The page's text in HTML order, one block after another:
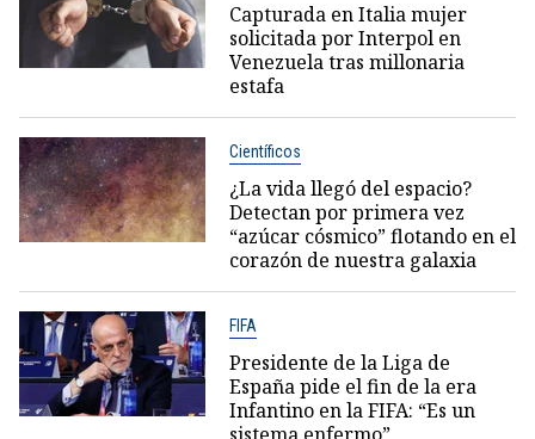
Capturada en Italia mujer
solicitada por Interpol en
Venezuela tras millonaria
estafa
Científicos
¿La vida llegó del espacio?
Detectan por primera vez
“azúcar cósmico” flotando en el
corazón de nuestra galaxia
FIFA
Presidente de la Liga de
España pide el fin de la era
Infantino en la FIFA: “Es un